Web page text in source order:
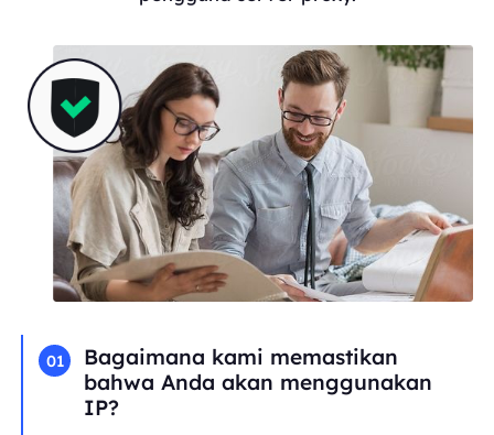
01
Bagaimana kami memastikan
bahwa Anda akan menggunakan
IP?